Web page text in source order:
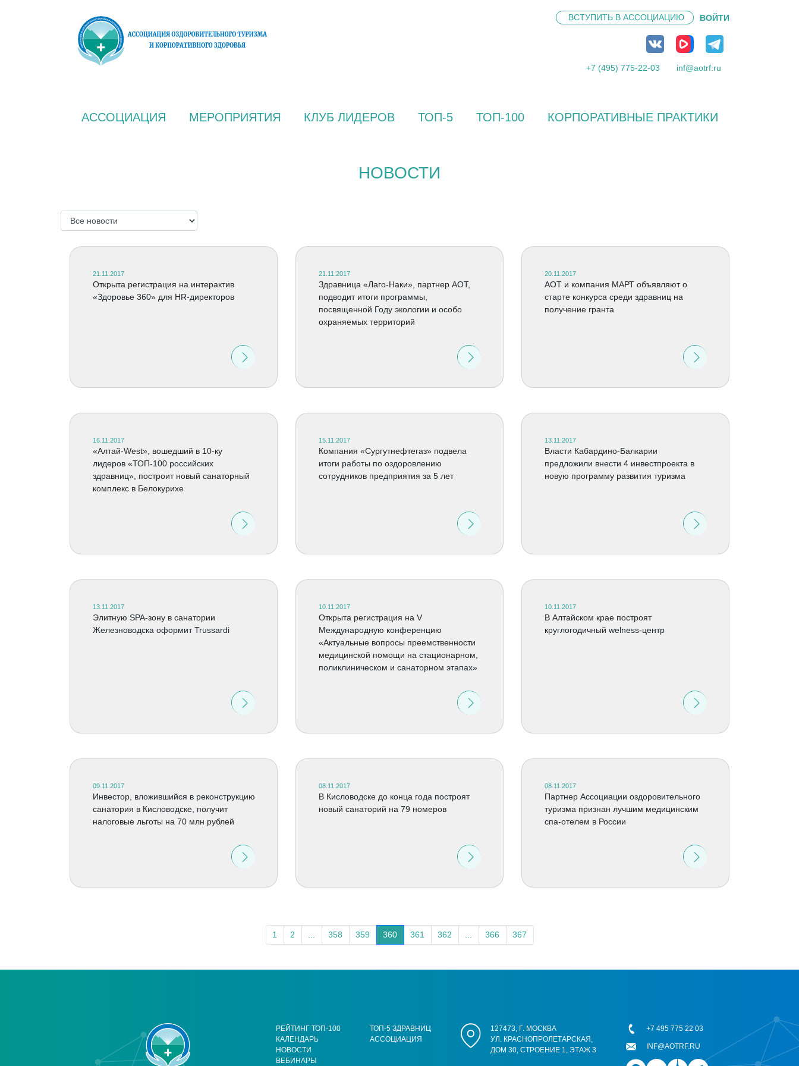
ВСТУПИТЬ В АССОЦИАЦИЮ ВОЙТИ
+7 (495) 775-22-03 inf@aotrf.ru
АССОЦИАЦИЯ МЕРОПРИЯТИЯ КЛУБ ЛИДЕРОВ ТОП-5 ТОП-100 КОРПОРАТИВНЫЕ ПРАКТИКИ
НОВОСТИ
21.11.2017
Открыта регистрация на интерактив
«Здоровье 360» для HR-директоров
21.11.2017
Здравница «Лаго-Наки», партнер АОТ,
подводит итоги программы,
посвященной Году экологии и особо
охраняемых территорий
20.11.2017
АОТ и компания МАРТ объявляют о
старте конкурса среди здравниц на
получение гранта
16.11.2017
«Алтай-West», вошедший в 10-ку
лидеров «ТОП-100 российских
здравниц», построит новый санаторный
комплекс в Белокурихе
15.11.2017
Компания «Сургутнефтегаз» подвела
итоги работы по оздоровлению
сотрудников предприятия за 5 лет
13.11.2017
Власти Кабардино-Балкарии
предложили внести 4 инвестпроекта в
новую программу развития туризма
13.11.2017
Элитную SPA-зону в санатории
Железноводска оформит Trussardi
10.11.2017
Открыта регистрация на V
Международную конференцию
«Актуальные вопросы преемственности
медицинской помощи на стационарном,
поликлиническом и санаторном этапах»
10.11.2017
В Алтайском крае построят
круглогодичный welness-центр
09.11.2017
Инвестор, вложившийся в реконструкцию
санатория в Кисловодске, получит
налоговые льготы на 70 млн рублей
08.11.2017
В Кисловодске до конца года построят
новый санаторий на 79 номеров
08.11.2017
Партнер Ассоциации оздоровительного
туризма признан лучшим медицинским
спа-отелем в России
1 2 358 359 360 361 362 366 367
РЕЙТИНГ ТОП-100
КАЛЕНДАРЬ
НОВОСТИ
ВЕБИНАРЫ
ТОП-5 ЗДРАВНИЦ
АССОЦИАЦИЯ
127473, Г. МОСКВА
УЛ. КРАСНОПРОЛЕТАРСКАЯ,
ДОМ 30, СТРОЕНИЕ 1, ЭТАЖ 3
+7 495 775 22 03
INF@AOTRF.RU